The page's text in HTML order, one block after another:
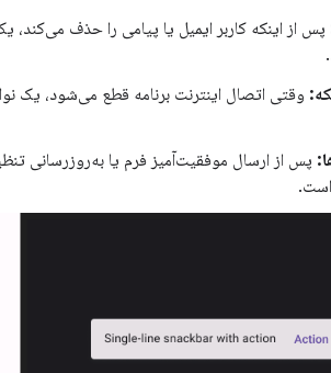
پس از اینکه کاربر ایمیل یا پیامی را حذف می‌کند،
وقتی اتصال اینترنت برنامه قطع می‌شود، یک
پس از ارسال موفقیت‌آمیز فرم یا به‌روزرسانی